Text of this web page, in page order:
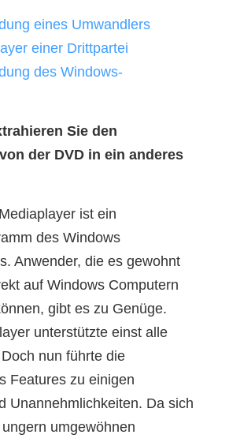
eines Umwandlers
einer Drittpartei
des Windows-
Sie den
der DVD in ein anderes
ist ein
des Windows
Anwender, die es gewohnt
auf Windows Computern
gibt es zu Genüge.
unterstützte einst alle
nun führte die
Features zu einigen
Unannehmlichkeiten. Da sich
umgewöhnen